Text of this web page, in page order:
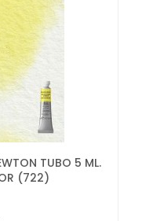
TUBO 5 ML.
(722)